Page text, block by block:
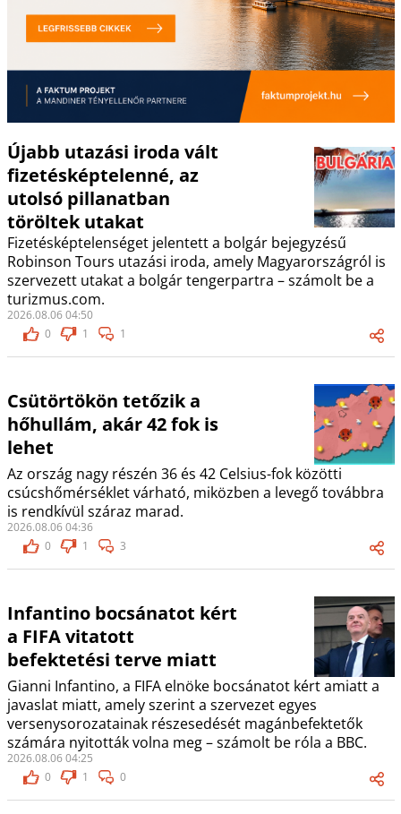
Újabb utazási iroda vált
fizetésképtelenné, az
utolsó pillanatban
töröltek utakat
Fizetésképtelenséget jelentett a bolgár bejegyzésű
Robinson Tours utazási iroda, amely Magyarországról is
szervezett utakat a bolgár tengerpartra – számolt be a
turizmus.com.
2026.08.06 04:50
0
1 1
Csütörtökön tetőzik a
hőhullám, akár 42 fok is
lehet
Az ország nagy részén 36 és 42 Celsius-fok közötti
csúcshőmérséklet várható, miközben a levegő továbbra
is rendkívül száraz marad.
2026.08.06 04:36
0
1 3
Infantino bocsánatot kért
a FIFA vitatott
befektetési terve miatt
Gianni Infantino, a FIFA elnöke bocsánatot kért amiatt a
javaslat miatt, amely szerint a szervezet egyes
versenysorozatainak részesedését magánbefektetők
számára nyitották volna meg – számolt be róla a BBC.
2026.08.06 04:25
0
1 0